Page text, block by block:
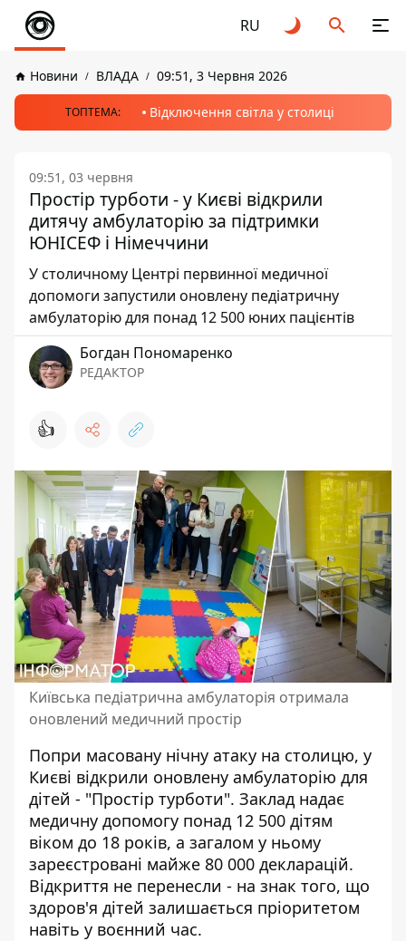
RU
Новини ВЛАДА 09:51, 3 Червня 2026
ТОПТЕМА: Відключення світла у столиці
09:51, 03 червня
Простір турботи - у Києві відкрили
дитячу амбулаторію за підтримки
ЮНІСЕФ і Німеччини
У столичному Центрі первинної медичної
допомоги запустили оновлену педіатричну
амбулаторію для понад 12 500 юних пацієнтів
Богдан Пономаренко
РЕДАКТОР
👍
Київська педіатрична амбулаторія отримала
оновлений медичний простір
Попри масовану нічну атаку на столицю, у
Києві відкрили оновлену амбулаторію для
дітей - "Простір турботи". Заклад надає
медичну допомогу понад 12 500 дітям
віком до 18 років, а загалом у ньому
зареєстровані майже 80 000 декларацій.
Відкриття не перенесли - на знак того, що
здоров'я дітей залишається пріоритетом
навіть у воєнний час.